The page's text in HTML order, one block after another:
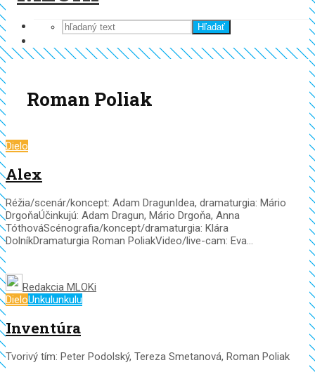
Hľadať
Roman Poliak
Dielo
Alex
Réžia/scenár/koncept: Adam DragunIdea, dramaturgia: Mário
DrgoňaÚčinkujú: Adam Dragun, Mário Drgoňa, Anna
TóthováScénografia/koncept/dramaturgia: Klára
DolníkDramaturgia Roman PoliakVideo/live-cam: Eva...
Redakcia MLOKi
DieloUnkulunkulu
Inventúra
Tvorivý tím: Peter Podolský, Tereza Smetanová, Roman Poliak